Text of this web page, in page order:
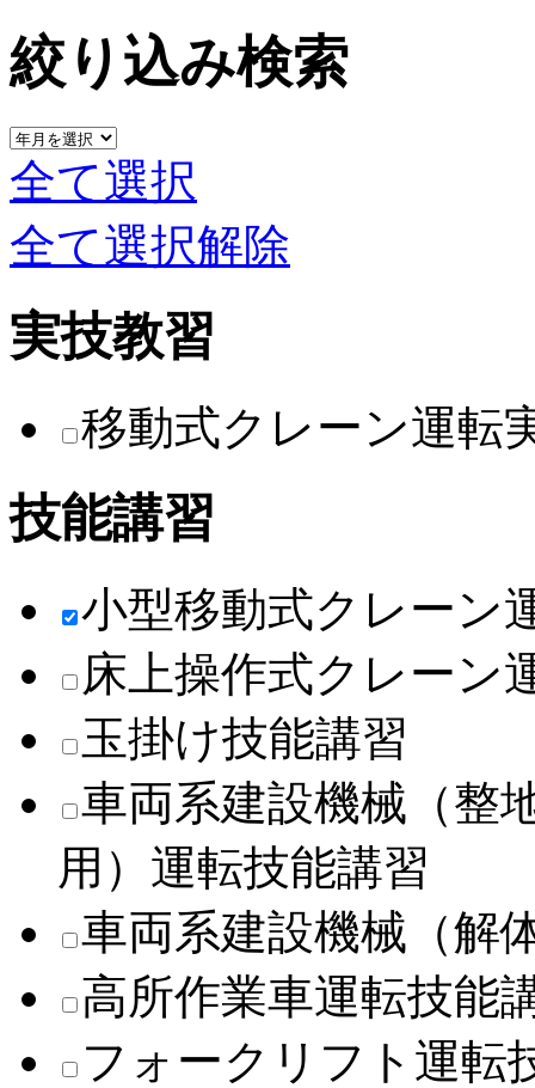
絞り込み検索
全て選択
全て選択解除
実技教習
移動式クレーン運転
技能講習
小型移動式クレーン
床上操作式クレーン
玉掛け技能講習
車両系建設機械（整
用）運転技能講習
車両系建設機械（解
高所作業車運転技能
フォークリフト運転